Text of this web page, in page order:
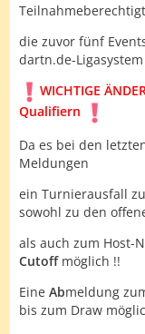
die zuvor fünf
dartn.de-
WICHTIGE
Qualifiern
Da es bei den
Meldungen
ein Turnierausfall
sowohl zu den
als auch zum Host-
Cutoff möglich !!
Eine Abmeldung
bis zum Draw